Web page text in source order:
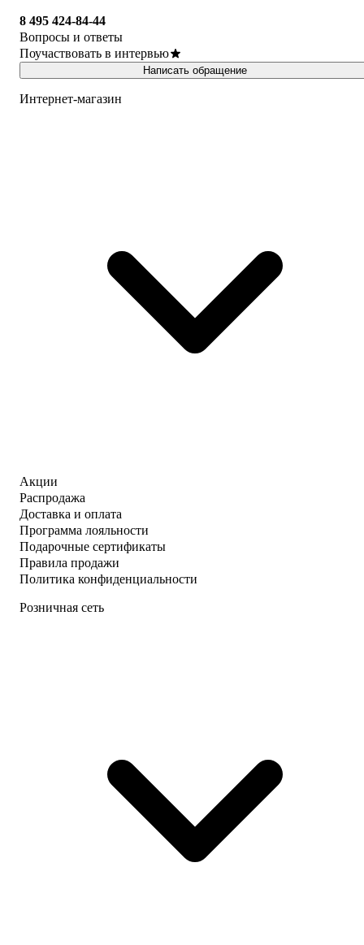
8 495 424-84-44
Вопросы и ответы
Поучаствовать в интервью
Написать обращение
Интернет-магазин
Акции
Распродажа
Доставка и оплата
Программа лояльности
Подарочные сертификаты
Правила продажи
Политика конфиденциальности
Розничная сеть